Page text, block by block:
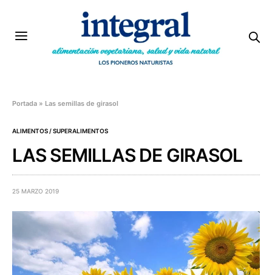
Portada » Las semillas de girasol
ALIMENTOS / SUPERALIMENTOS
LAS SEMILLAS DE GIRASOL
25 MARZO 2019